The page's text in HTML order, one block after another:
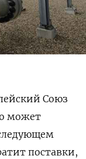
Союз
может
поставки,